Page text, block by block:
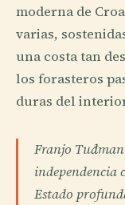
moderna de
varias,
una costa tan
los forasteros
duras del
Franjo
independencia
Estado